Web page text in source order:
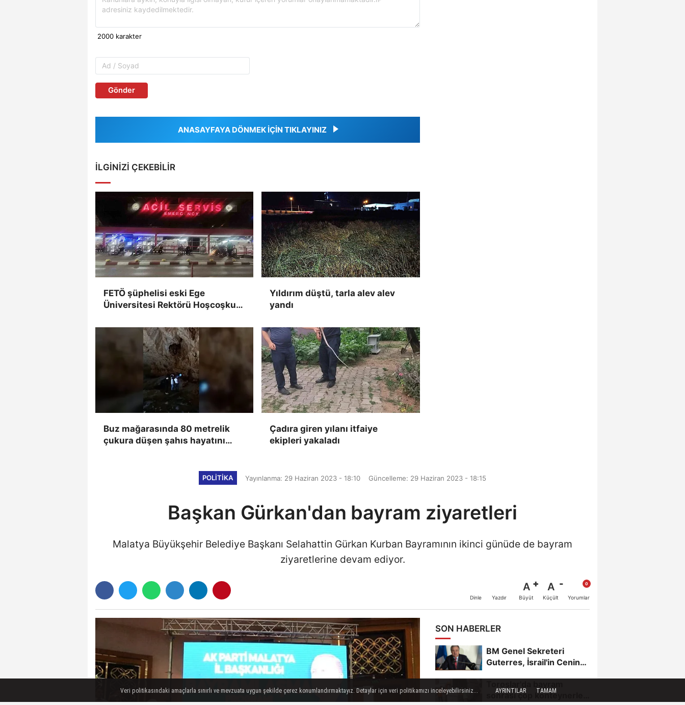
Gönder
ANASAYFAYA DÖNMEK İÇİN TIKLAYINIZ
İLGINIZI ÇEKEBILIR
FETÖ şüphelisi eski Ege
Üniversitesi Rektörü Hoşcoşkun
Yıldırım düştü, tarla alev alev
yandı
Buz mağarasında 80 metrelik
çukura düşen şahıs hayatını
Çadıra giren yılanı itfaiye
ekipleri yakaladı
POLITIKA Yayınlanma: 29 Haziran 2023 - 18:10 Güncelleme: 29 Haziran 2023 - 18:15
Başkan Gürkan'dan bayram ziyaretleri
Malatya Büyükşehir Belediye Başkanı Selahattin Gürkan Kurban Bayramının ikinci günüde de bayram
ziyaretlerine devam ediyor.
Dinle Yazdır
A
Büyüt
A
Küçült Yorumlar
SON HABERLER
BM Genel Sekreteri
Guterres, İsrail'in Cenin
sonrası çöp konteynerleri
Veri politikasındaki amaçlarla sınırlı ve mevzuata uygun şekilde çerez konumlandırmaktayız. Detaylar için veri politikamızı inceleyebilirsiniz... AYRINTILAR TAMAM